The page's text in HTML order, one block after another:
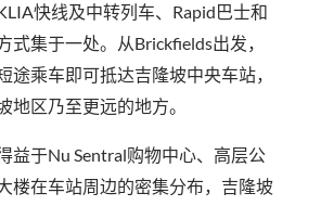
快线及中转列车、Rapid巴士和
式集于一处。从Brickfields出发，
途乘车即可抵达吉隆坡中央车站，
地区乃至更远的地方。
益于Nu Sentral购物中心、高层公
楼在车站周边的密集分布，吉隆坡